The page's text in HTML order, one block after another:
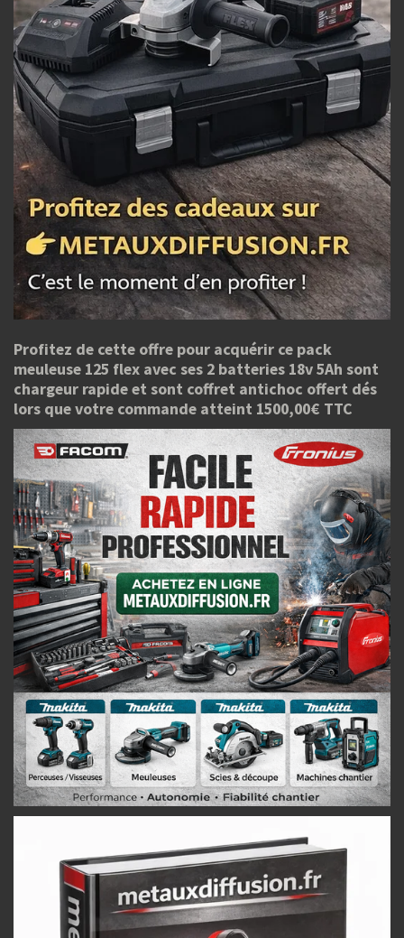
Profitez de cette offre pour acquérir ce pack
meuleuse 125 flex avec ses 2 batteries 18v 5Ah sont
chargeur rapide et sont coffret antichoc offert dés
lors que votre commande atteint 1500,00€ TTC